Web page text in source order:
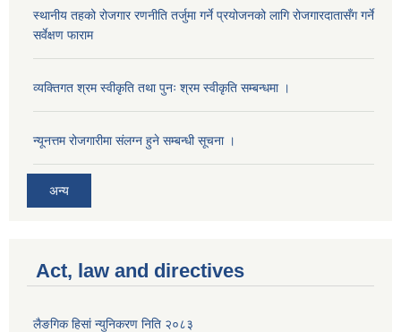
स्थानीय तहको रोजगार रणनीति तर्जुमा गर्ने प्रयोजनको लागि रोजगारदातासँग गर्ने
सर्वेक्षण फाराम
व्यक्तिगत श्रम स्वीकृति तथा पुनः श्रम स्वीकृति सम्बन्धमा ।
न्यूनत्तम रोजगारीमा संलग्न हुने सम्बन्धी सूचना ।
अन्य
Act, law and directives
लैङगिक हिसां न्युनिकरण निति २०८३